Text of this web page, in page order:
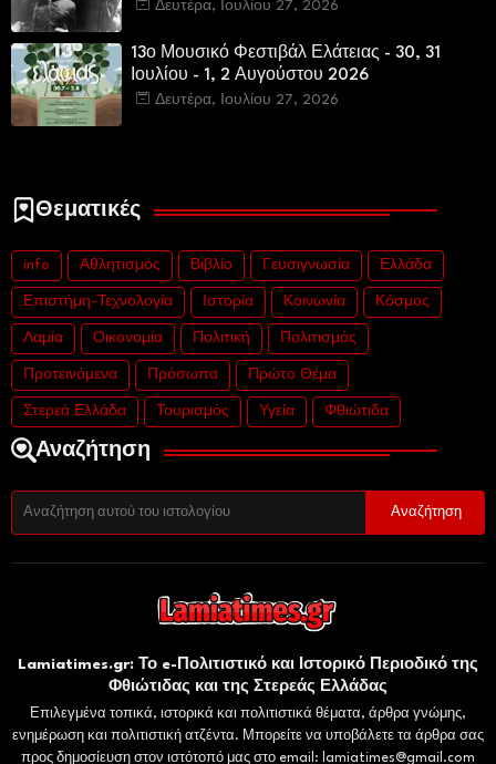
Δευτέρα, Ιουλίου 27, 2026
13ο Μουσικό Φεστιβάλ Ελάτειας - 30, 31
Ιουλίου - 1, 2 Αυγούστου 2026
Δευτέρα, Ιουλίου 27, 2026
Θεματικές
info Αθλητισμός Βιβλίο Γευσιγνωσία Ελλάδα
Επιστήμη-Τεχνολογία Ιστορία Κοινωνία Κόσμος
Λαμία Οικονομία Πολιτική Πολιτισμός
Προτεινόμενα Πρόσωπα Πρώτο Θέμα
Στερεά Ελλάδα Τουρισμός Υγεία Φθιώτιδα
Αναζήτηση
Lamiatimes.gr: Το e-Πολιτιστικό και Ιστορικό Περιοδικό της
Φθιώτιδας και της Στερεάς Ελλάδας
Επιλεγμένα τοπικά, ιστορικά και πολιτιστικά θέματα, άρθρα γνώμης,
ενημέρωση και πολιτιστική ατζέντα. Μπορείτε να υποβάλετε τα άρθρα σας
προς δημοσίευση στον ιστότοπό μας στο email: lamiatimes@gmail.com